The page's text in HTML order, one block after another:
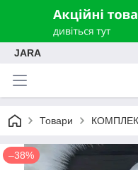
JARA
Товари
–38%